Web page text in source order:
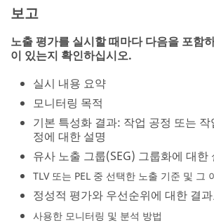
보고
노출 평가를 실시할 때마다 다음을 포함
이 있는지 확인하십시오.
실시 내용 요약
모니터링 목적
기본 특성화 결과: 작업 공정 또는
정에 대한 설명
유사 노출 그룹(SEG) 그룹화에 대한
TLV 또는 PEL 중 선택한 노출 기준 및 그
정성적 평가와 우선순위에 대한 결
사용한 모니터링 및 분석 방법